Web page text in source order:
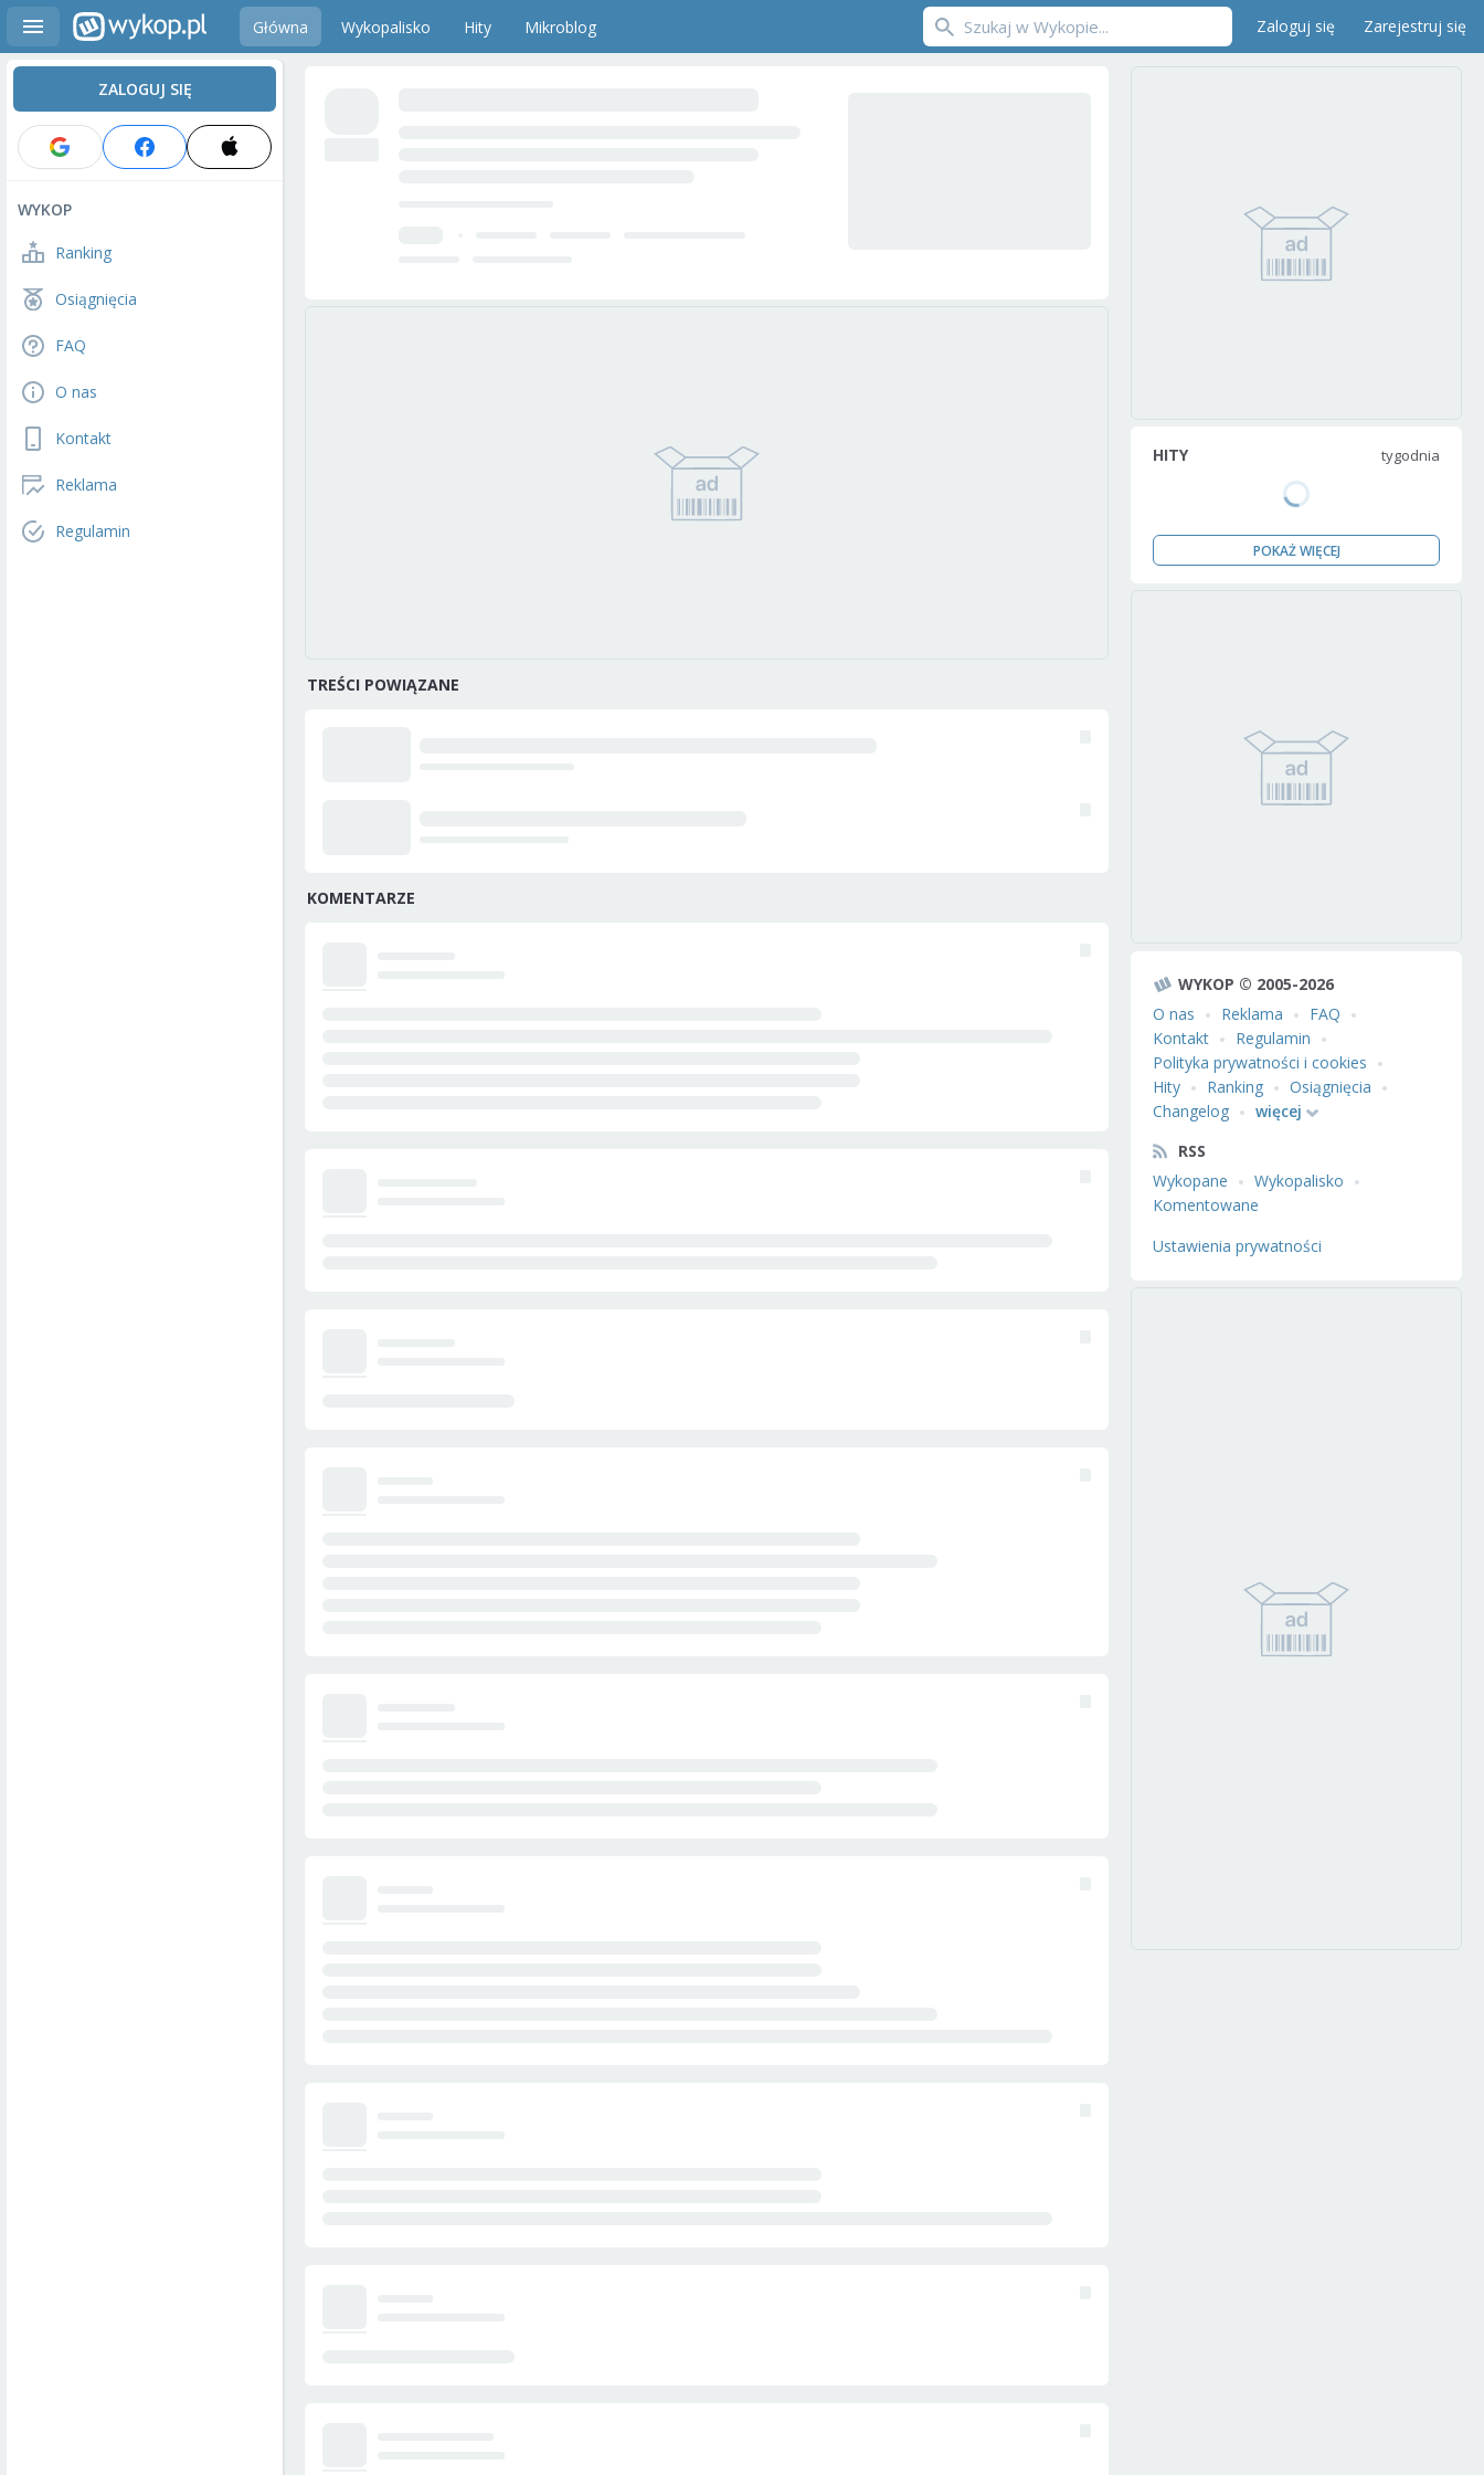
Główna Wykopalisko Hity Mikroblog Zaloguj się Zarejestruj się
ZALOGUJ SIĘ
WYKOP
Ranking
Osiągnięcia
FAQ
O nas
Kontakt
Reklama
Regulamin
TREŚCI POWIĄZANE
KOMENTARZE
HITY tygodnia
POKAŻ WIĘCEJ
WYKOP © 2005-2026
O nas
Reklama
FAQ
Kontakt
Regulamin
Polityka prywatności i cookies
Hity
Ranking
Osiągnięcia
Changelog
więcej
RSS
Wykopane
Wykopalisko
Komentowane
Ustawienia prywatności